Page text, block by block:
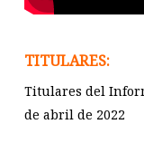
TITULARES:
Titulares del
de abril de 2022